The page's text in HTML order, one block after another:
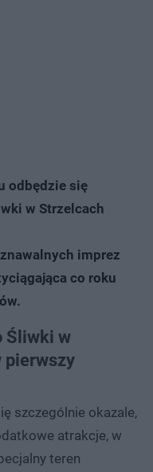
odbędzie się
w Strzelcach
imprez
co roku
Śliwki w
pierwszy
szczególnie okazale,
atrakcje, w
teren